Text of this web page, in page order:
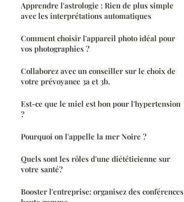
Apprendre l'astrologie : Rien de plus simple
avec les interprétations automatiques
Comment choisir l'appareil photo idéal pour
vos photographies ?
Collaborez avec un conseiller sur le choix de
votre prévoyance 3a et 3b.
Est-ce que le miel est bon pour l'hypertension
?
Pourquoi on l'appelle la mer Noire ?
Quels sont les rôles d'une diététicienne sur
votre santé?
Booster l'entreprise: organisez des conférences